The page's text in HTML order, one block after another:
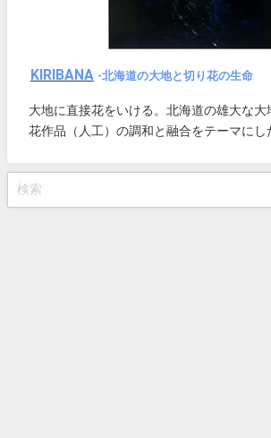
KIRIBANA -北海道の大地と切り花の生命
大地に直接花をいける。北海道の雄大な大
花作品（人工）の調和と融合をテーマにし